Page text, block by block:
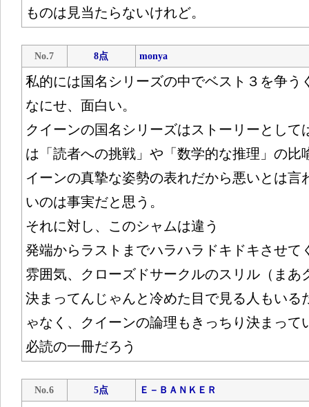
ものは見当たらないけれど。
No.7 8点 monya
私的には国名シリーズの中でベスト３を争う
なにせ、面白い。
クイーンの国名シリーズはストーリーとして
は「読者への挑戦」や「数学的な推理」の比
イーンの真摯な姿勢の表れだから悪いとは言
いのは事実だと思う。
それに対し、このシャムは違う
発端からラストまでハラハラドキドキさせて
雰囲気、クローズドサークルのスリル（まあ
決まってんじゃんと冷めた目で見る人もい
ゃなく、クイーンの論理もきっちり決まって
必読の一冊だろう
No.6 5点 Ｅ－ＢＡＮＫＥＲ